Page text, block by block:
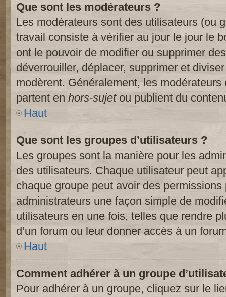
Que sont les modérateurs ?
Les modérateurs sont des utilisateurs (ou
travail consiste à vérifier au jour le jour le
ont le pouvoir de modifier ou supprimer
déverrouiller, déplacer, supprimer et
modèrent. Généralement, les
partent en hors-sujetou publient du
Haut
Que sont les groupes d’utilisateurs ?
Les groupes sont la manière pour les
des utilisateurs. Chaque utilisateur peut
chaque groupe peut avoir des
administrateurs une façon simple de
utilisateurs en une fois, telles que rendre
d’un forum ou leur donner accès à un
Haut
Comment adhérer à un groupe
Pour adhérer à un groupe, cliquez sur le